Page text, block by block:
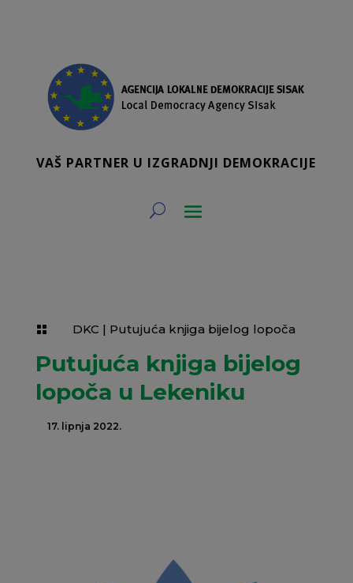
VAŠ PARTNER U IZGRADNJI DEMOKRACIJE
 DKC | Putujuća knjiga bijelog lopoča
Putujuća knjiga bijelog
lopoča u Lekeniku
17. lipnja 2022.